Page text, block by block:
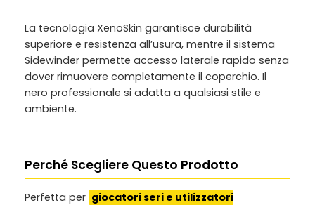
La tecnologia XenoSkin garantisce durabilità
superiore e resistenza all’usura, mentre il sistema
Sidewinder permette accesso laterale rapido senza
dover rimuovere completamente il coperchio. Il
nero professionale si adatta a qualsiasi stile e
ambiente.
Perché Scegliere Questo Prodotto
Perfetta per giocatori seri e utilizzatori